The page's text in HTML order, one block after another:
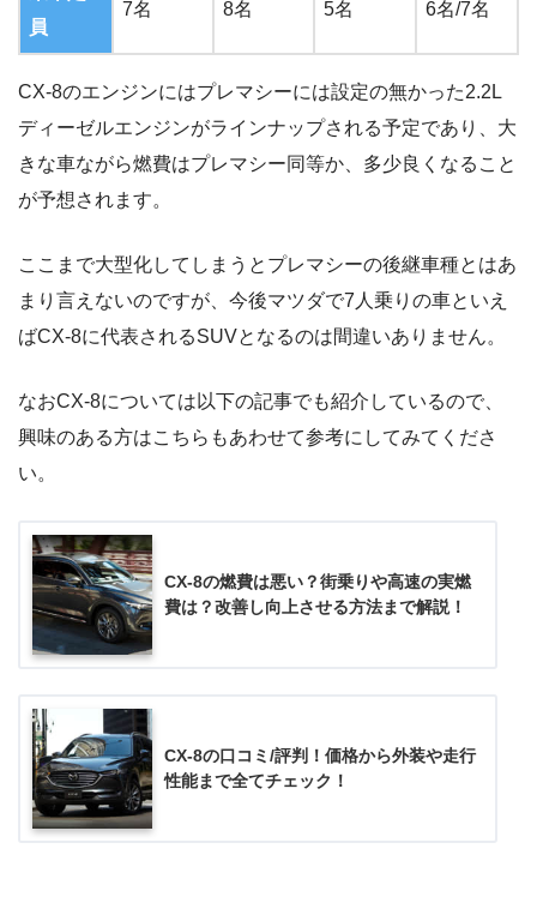
員
7名 8名 5名 6名/7名
CX-8のエンジンにはプレマシーには設定の無かった2.2L
ディーゼルエンジンがラインナップされる予定であり、大
きな車ながら燃費はプレマシー同等か、多少良くなること
が予想されます。
ここまで大型化してしまうとプレマシーの後継車種とはあ
まり言えないのですが、今後マツダで7人乗りの車といえ
ばCX-8に代表されるSUVとなるのは間違いありません。
なおCX-8については以下の記事でも紹介しているので、
興味のある方はこちらもあわせて参考にしてみてくださ
い。
CX-8の燃費は悪い？街乗りや高速の実燃
費は？改善し向上させる方法まで解説！
CX-8の口コミ/評判！価格から外装や走行
性能まで全てチェック！